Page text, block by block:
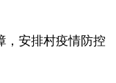
，安排村疫情防控